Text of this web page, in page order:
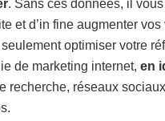
. Sans ces données, il
et d’in fine augmenter vos
optimiser votre
de marketing internet, en
recherche, réseaux